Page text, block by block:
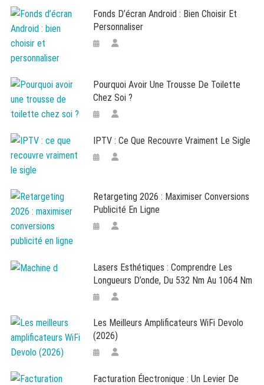
Fonds D’écran Android : Bien Choisir Et
Personnaliser
Pourquoi Avoir Une Trousse De Toilette
Chez Soi ?
IPTV : Ce Que Recouvre Vraiment Le Sigle
Retargeting 2026 : Maximiser Conversions
Publicité En Ligne
Lasers Esthétiques : Comprendre Les
Longueurs D’onde, Du 532 Nm Au 1064 Nm
Les Meilleurs Amplificateurs WiFi Devolo
(2026)
Facturation Électronique : Un Levier De